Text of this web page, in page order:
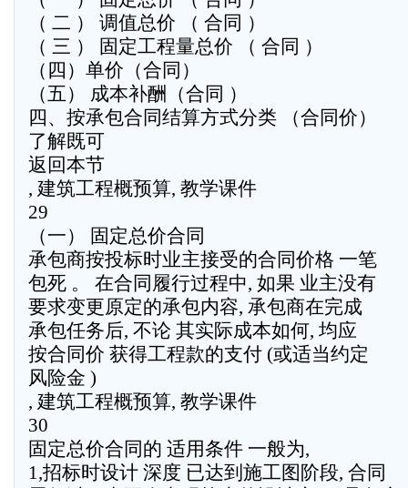
（ 二 ） 调值总价 （ 合同 ）
（ 三 ） 固定工程量总价 （ 合同 ）
（四）单价（合同）
（五） 成本补酬（合同 ）
四、按承包合同结算方式分类 （合同价）
了解既可
返回本节
, 建筑工程概预算, 教学课件
29
（一） 固定总价合同
承包商按投标时业主接受的合同价格 一笔
包死 。 在合同履行过程中, 如果 业主没有
要求变更原定的承包内容, 承包商在完成
承包任务后, 不论 其实际成本如何, 均应
按合同价 获得工程款的支付 (或适当约定
风险金 )
, 建筑工程概预算, 教学课件
30
固定总价合同的 适用条件 一般为,
1,招标时设计 深度 已达到施工图阶段, 合同